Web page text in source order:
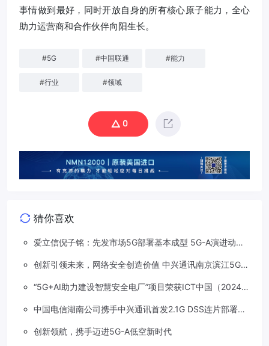
事情做到最好，同时开放自身的所有核心原子能力，全心
助力运营商和合作伙伴向阳生长。
#5G #中国联通 #能力
#行业 #领域
0
猜你喜欢
爱立信倪子铭：先发市场5G部署基本成型 5G-A演进动能
创新引领未来，网络安全创造价值 中兴通讯南京滨江5G工
“5G+AI助力建设智慧安全电厂”项目荣获ICT中国（2024）
中国电信湖南公司携手中兴通讯首发2.1G DSS连片部署助
创新领航，携手迈进5G-A低空新时代